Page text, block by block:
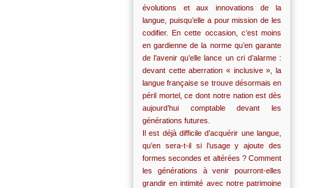
évolutions et aux innovations de la
langue, puisqu’elle a pour mission de les
codifier. En cette occasion, c’est moins
en gardienne de la norme qu’en garante
de l’avenir qu’elle lance un cri d’alarme :
devant cette aberration « inclusive », la
langue française se trouve désormais en
péril mortel, ce dont notre nation est dès
aujourd’hui comptable devant les
générations futures.
Il est déjà difficile d’acquérir une langue,
qu’en sera-t-il si l’usage y ajoute des
formes secondes et altérées ? Comment
les générations à venir pourront-elles
grandir en intimité avec notre patrimoine